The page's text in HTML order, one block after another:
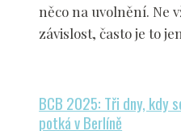
něco na uvolnění. Ne
závislost, často je to
BCB 2025: Tři dny, kdy
potká v Berlíně